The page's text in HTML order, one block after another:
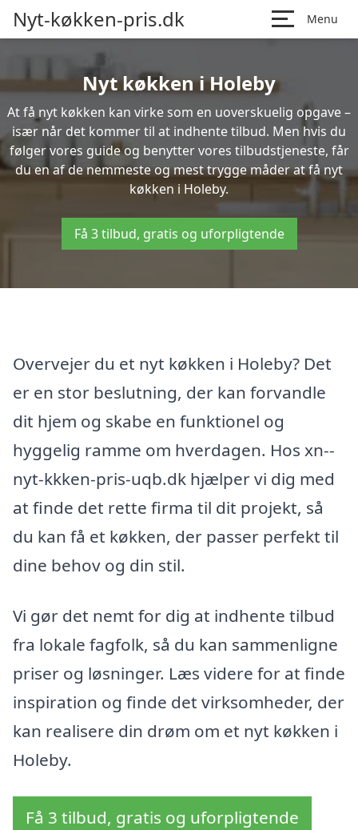
Nyt-køkken-pris.dk Menu
Nyt køkken i Holeby
At få nyt køkken kan virke som en uoverskuelig opgave –
især når det kommer til at indhente tilbud. Men hvis du
følger vores guide og benytter vores tilbudstjeneste, får
du en af de nemmeste og mest trygge måder at få nyt
køkken i Holeby.
Få 3 tilbud, gratis og uforpligtende
Overvejer du et nyt køkken i Holeby? Det
er en stor beslutning, der kan forvandle
dit hjem og skabe en funktionel og
hyggelig ramme om hverdagen. Hos xn--
nyt-kkken-pris-uqb.dk hjælper vi dig med
at finde det rette firma til dit projekt, så
du kan få et køkken, der passer perfekt til
dine behov og din stil.
Vi gør det nemt for dig at indhente tilbud
fra lokale fagfolk, så du kan sammenligne
priser og løsninger. Læs videre for at finde
inspiration og finde det virksomheder, der
kan realisere din drøm om et nyt køkken i
Holeby.
Få 3 tilbud, gratis og uforpligtende